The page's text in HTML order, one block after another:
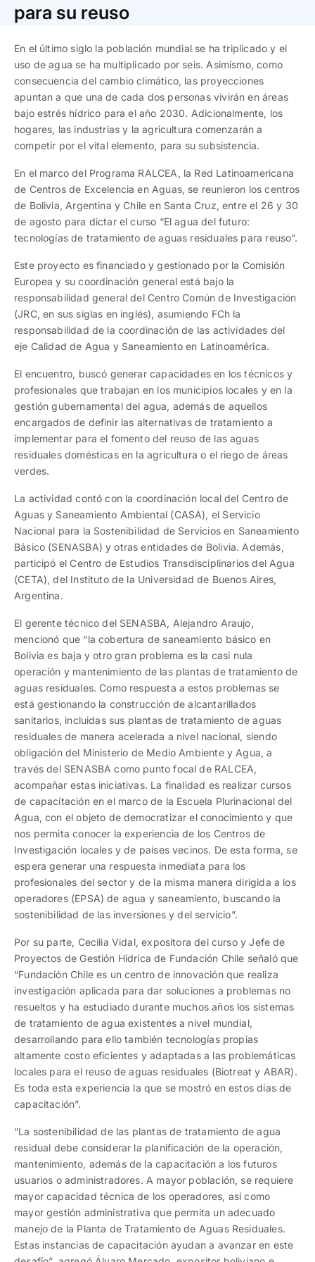
Trabaja con nosotros
Ver todo
Español English
Ver todas
Español English
Ver todas
Español English
progresivos de gestión
Ver todos
Español English
Español| English
Español| English
para su reuso
En el último siglo la población mundial se ha triplicado y el
uso de agua se ha multiplicado por seis. Asimismo, como
consecuencia del cambio climático, las proyecciones
apuntan a que una de cada dos personas vivirán en áreas
bajo estrés hídrico para el año 2030. Adicionalmente, los
hogares, las industrias y la agricultura comenzarán a
competir por el vital elemento, para su subsistencia.
En el marco del Programa RALCEA, la Red Latinoamericana
de Centros de Excelencia en Aguas, se reunieron los centros
de Bolivia, Argentina y Chile en Santa Cruz, entre el 26 y 30
de agosto para dictar el curso “El agua del futuro:
tecnologías de tratamiento de aguas residuales para reuso”.
Este proyecto es financiado y gestionado por la Comisión
Europea y su coordinación general está bajo la
responsabilidad general del Centro Común de Investigación
(JRC, en sus siglas en inglés), asumiendo FCh la
responsabilidad de la coordinación de las actividades del
eje Calidad de Agua y Saneamiento en Latinoamérica.
El encuentro, buscó generar capacidades en los técnicos y
profesionales que trabajan en los municipios locales y en la
gestión gubernamental del agua, además de aquellos
encargados de definir las alternativas de tratamiento a
implementar para el fomento del reuso de las aguas
residuales domésticas en la agricultura o el riego de áreas
verdes.
La actividad contó con la coordinación local del Centro de
Aguas y Saneamiento Ambiental (CASA), el Servicio
Nacional para la Sostenibilidad de Servicios en Saneamiento
Básico (SENASBA) y otras entidades de Bolivia. Además,
participó el Centro de Estudios Transdisciplinarios del Agua
(CETA), del Instituto de la Universidad de Buenos Aires,
Argentina.
El gerente técnico del SENASBA, Alejandro Araujo,
mencionó que “la cobertura de saneamiento básico en
Bolivia es baja y otro gran problema es la casi nula
operación y mantenimiento de las plantas de tratamiento de
aguas residuales. Como respuesta a estos problemas se
está gestionando la construcción de alcantarillados
sanitarios, incluidas sus plantas de tratamiento de aguas
residuales de manera acelerada a nivel nacional, siendo
obligación del Ministerio de Medio Ambiente y Agua, a
través del SENASBA como punto focal de RALCEA,
acompañar estas iniciativas. La finalidad es realizar cursos
de capacitación en el marco de la Escuela Plurinacional del
Agua, con el objeto de democratizar el conocimiento y que
nos permita conocer la experiencia de los Centros de
Investigación locales y de países vecinos. De esta forma, se
espera generar una respuesta inmediata para los
profesionales del sector y de la misma manera dirigida a los
operadores (EPSA) de agua y saneamiento, buscando la
sostenibilidad de las inversiones y del servicio”.
Por su parte, Cecilia Vidal, expositora del curso y Jefe de
Proyectos de Gestión Hídrica de Fundación Chile señaló que
“Fundación Chile es un centro de innovación que realiza
investigación aplicada para dar soluciones a problemas no
resueltos y ha estudiado durante muchos años los sistemas
de tratamiento de agua existentes a nivel mundial,
desarrollando para ello también tecnologías propias
altamente costo eficientes y adaptadas a las problemáticas
locales para el reuso de aguas residuales (Biotreat y ABAR).
Es toda esta experiencia la que se mostró en estos días de
capacitación”.
“La sostenibilidad de las plantas de tratamiento de agua
residual debe considerar la planificación de la operación,
mantenimiento, además de la capacitación a los futuros
usuarios o administradores. A mayor población, se requiere
mayor capacidad técnica de los operadores, así como
mayor gestión administrativa que permita un adecuado
manejo de la Planta de Tratamiento de Aguas Residuales.
Estas instancias de capacitación ayudan a avanzar en este